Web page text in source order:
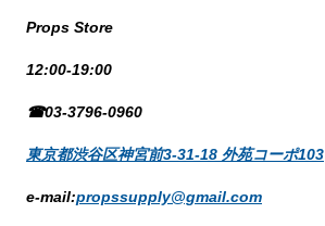
Props Store
12:00-19:00
☎03-3796-0960
東京都渋谷区神宮前3-31-18 外苑コーポ103
e-mail:propssupply@gmail.com